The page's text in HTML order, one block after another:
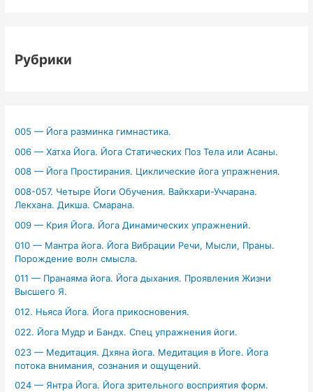
Рубрики
005 — Йога разминка гимнастика.
006 — Хатха Йога. Йога Статических Поз Тела или Асаны.
008 — Йога Простирания. Циклические йога упражнения.
008-057. Четыре Йоги Обучения. Вайкхари-Уччарана.
Лекхана. Дикша. Смарана.
009 — Крия Йога. Йога Динамических упражнений.
010 — Мантра йога. Йога Вибрации Речи, Мысли, Праны.
Порождение волн смысла.
011 — Пранаяма йога. Йога дыхания. Проявления Жизни
Высшего Я.
012. Ньяса Йога. Йога прикосновения.
022. Йога Мудр и Бандх. Спец упражнения йоги.
023 — Медитация. Дхяна йога. Медитация в Йоге. Йога
потока внимания, сознания и ощущений.
024 — Янтра Йога. Йога зрительного восприятия форм.